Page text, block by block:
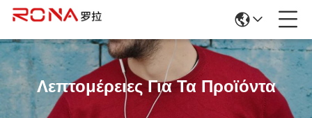
Λεπτομέρειες Για Τα Προϊόντα